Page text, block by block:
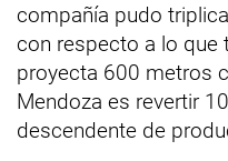
compañía pudo
con respecto a lo que
proyecta 600 metros
Mendoza es revertir
descendente de